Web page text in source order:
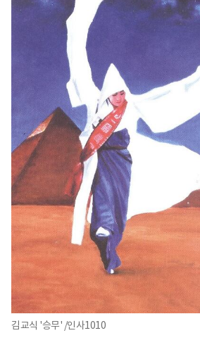
김교식 '승무' /인사1010